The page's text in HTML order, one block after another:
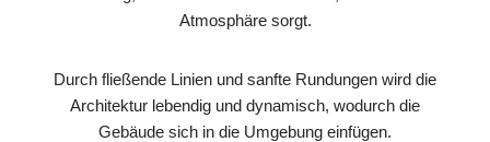
Atmosphäre sorgt.
Durch fließende Linien und sanfte Rundungen wird die
Architektur lebendig und dynamisch, wodurch die
Gebäude sich in die Umgebung einfügen.